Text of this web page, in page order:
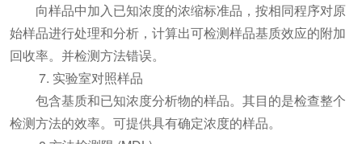
向样品中加入已知浓度的浓缩标准品，按相同程序对原
始样品进行处理和分析，计算出可检测样品基质效应的附加
回收率。并检测方法错误。
7. 实验室对照样品
包含基质和已知浓度分析物的样品。其目的是检查整个
检测方法的效率。可提供具有确定浓度的样品。